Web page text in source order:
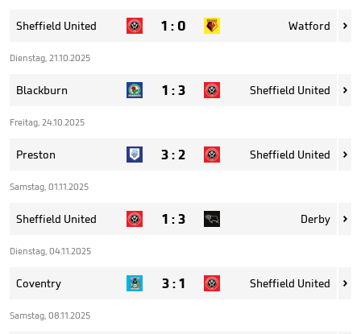
Sheffield United 1 : 0 Watford 
Dienstag, 21.10.2025
Blackburn 1 :3 Sheffield United 
Freitag, 24.10.2025
Preston 3:2 Sheffield United 
Samstag, 01.11.2025
Sheffield United 1 :3 Derby 
Dienstag, 04.11.2025
Coventry 3:1 Sheffield United 
Samstag, 08.11.2025